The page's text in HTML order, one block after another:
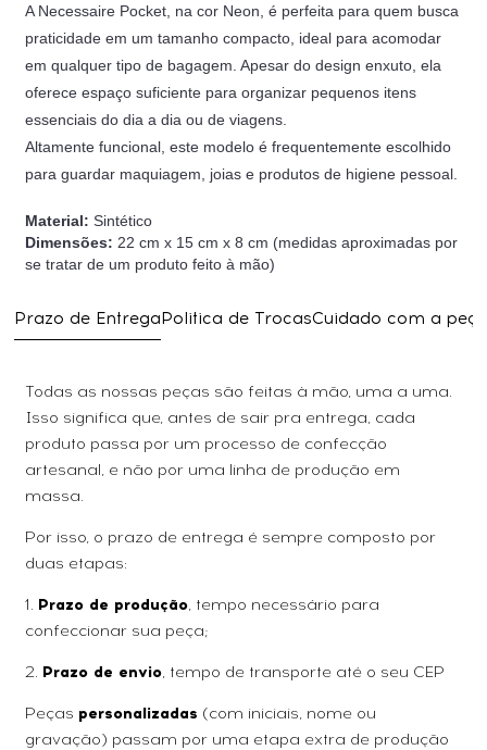
A Necessaire Pocket, na cor Neon, é perfeita para quem busca
praticidade em um tamanho compacto, ideal para acomodar
em qualquer tipo de bagagem. Apesar do design enxuto, ela
oferece espaço suficiente para organizar pequenos itens
essenciais do dia a dia ou de viagens.
Altamente funcional, este modelo é frequentemente escolhido
para guardar maquiagem, joias e produtos de higiene pessoal.
Material: Sintético
Dimensões: 22 cm x 15 cm x 8 cm (medidas aproximadas por
se tratar de um produto feito à mão)
Prazo de EntregaPolitica de TrocasCuidado com a
Todas as nossas peças são feitas à mão, uma a uma.
Isso significa que, antes de sair pra entrega, cada
produto passa por um processo de confecção
artesanal, e não por uma linha de produção em
massa.
Por isso, o prazo de entrega é sempre composto por
duas etapas:
1. Prazo de produção, tempo necessário para
confeccionar sua peça;
2. Prazo de envio, tempo de transporte até o seu CEP
Peças personalizadas (com iniciais, nome ou
gravação) passam por uma etapa extra de produção